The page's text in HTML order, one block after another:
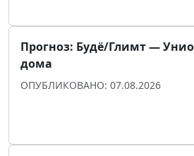
Прогноз: Будё/Глимт —
дома
ОПУБЛИКОВАНО: 07.08.2026